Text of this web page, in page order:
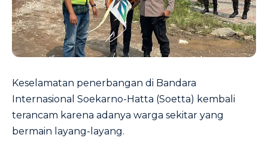
Keselamatan penerbangan di Bandara
Internasional Soekarno-Hatta (Soetta) kembali
terancam karena adanya warga sekitar yang
bermain layang-layang.